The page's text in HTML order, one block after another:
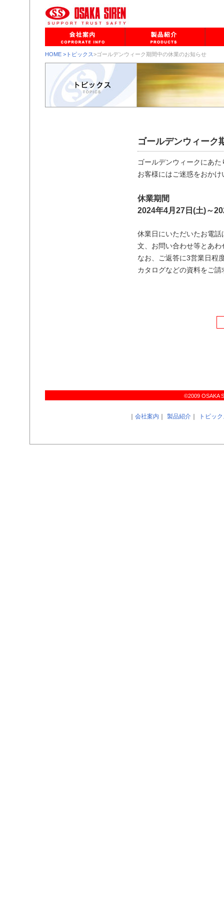
HOME >トピックス>ゴールデンウィーク期間中の休業のお知らせ
ゴールデンウィーク
ゴールデンウィークにあ
お客様にはご迷惑をおか
休業期間
2024年4月27日(土)～
休業日にいただいたお電
文、お問い合わせ等とあ
なお、ご返答に3営業日程
カタログなどの資料をご
©2009 OSAKA
会社案内 製品紹介 トピッ